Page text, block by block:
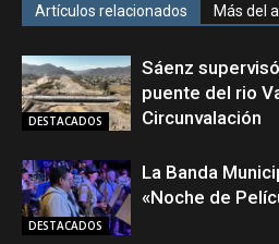
Artículos relacionados Más del
DESTACADOS
Sáenz
puente del rio
Circunvalación
DESTACADOS
La Banda
«Noche de